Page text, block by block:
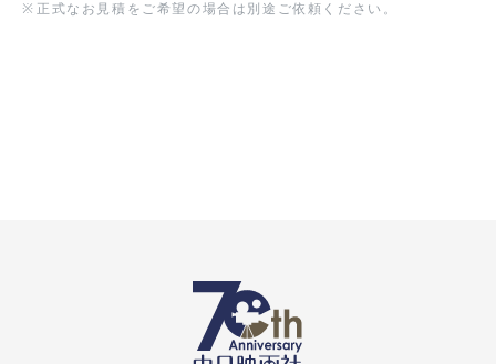
※ 正式なお見積をご希望の場合は別途ご依頼ください。